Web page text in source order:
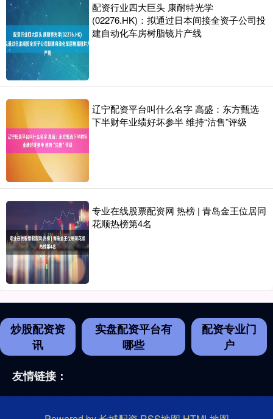
配资行业四大巨头 康耐特光学
(02276.HK)：拟通过日本间接全资子公司投
建自动化车房树脂镜片产线
辽宁配资平台叫什么名字 高盛：东方甄选
下半财年业绩好坏参半 维持“沽售”评级
专业在线股票配资网 热榜 | 青岛金王位居同
花顺热榜第4名
炒股配资资
讯
实盘配资平台有
哪些
配资专业门
户
友情链接：